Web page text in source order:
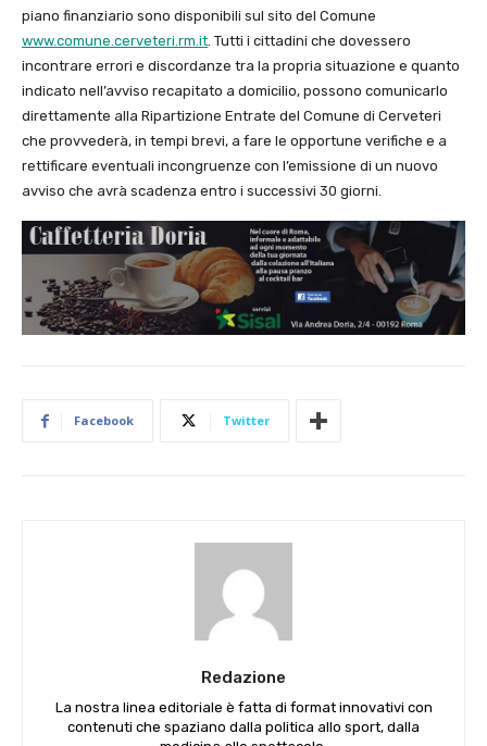
piano finanziario sono disponibili sul sito del Comune
www.comune.cerveteri.rm.it. Tutti i cittadini che dovessero
incontrare errori e discordanze tra la propria situazione e quanto
indicato nell’avviso recapitato a domicilio, possono comunicarlo
direttamente alla Ripartizione Entrate del Comune di Cerveteri
che provvederà, in tempi brevi, a fare le opportune verifiche e a
rettificare eventuali incongruenze con l’emissione di un nuovo
avviso che avrà scadenza entro i successivi 30 giorni.
Facebook Twitter
Redazione
La nostra linea editoriale è fatta di format innovativi con
contenuti che spaziano dalla politica allo sport, dalla